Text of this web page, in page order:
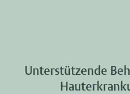
Unterstützende